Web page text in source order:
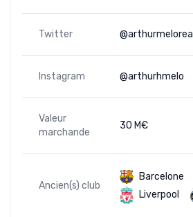
Twitter @arthurmeloreal
Instagram @arthurhmelo
Valeur
marchande
30 M€
Ancien(s) club
Barcelone
Liverpool